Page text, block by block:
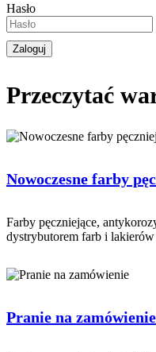
Hasło
Przeczytać
Nowoczesne farby
Farby pęczniejące,
dystrybutorem farb i
Pranie na zamówienie